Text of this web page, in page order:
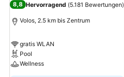
8,8 Hervorragend (5.181 Bewertungen)
Volos, 2.5 km bis Zentrum
gratis WLAN
Pool
Wellness